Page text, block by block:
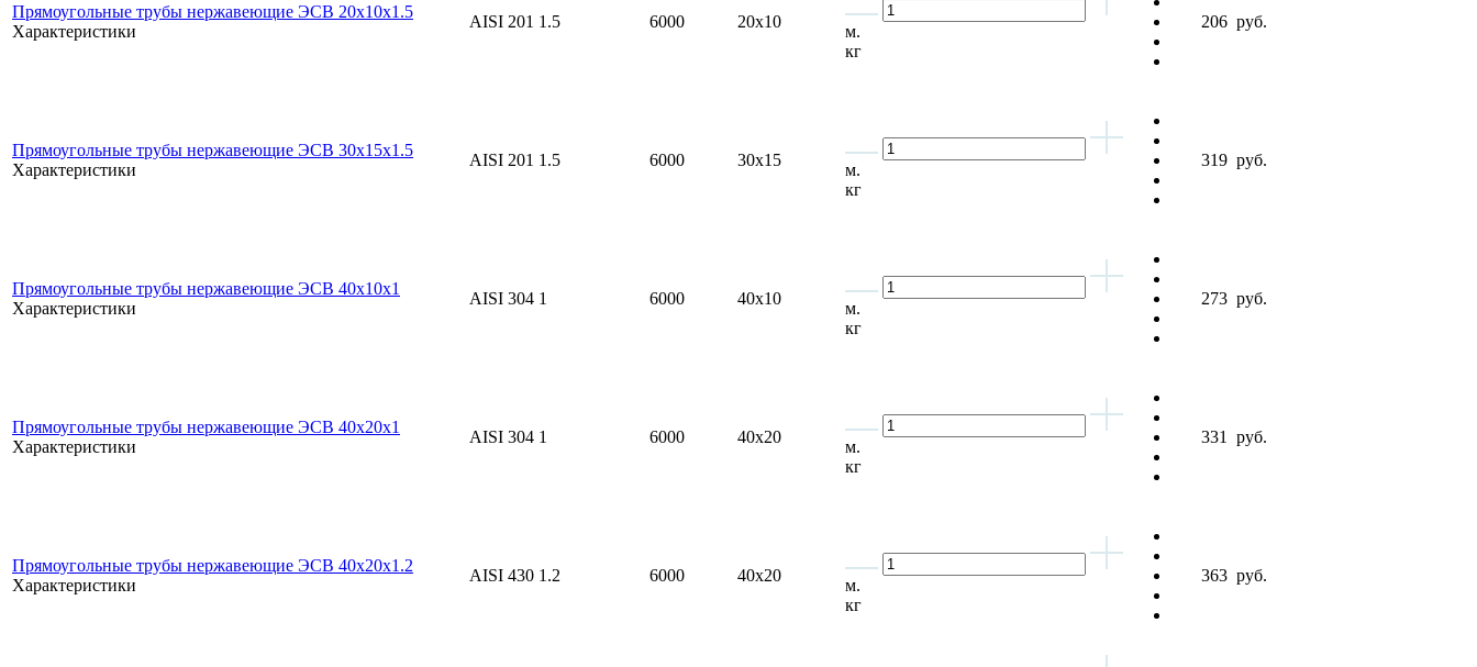
Прямоугольные трубы нержавеющие ЭСВ 20x10x1.5
Характеристики
AISI 201 1.5 6000 20x10
м.
кг
206 руб.
Прямоугольные трубы нержавеющие ЭСВ 30x15x1.5
Характеристики
AISI 201 1.5 6000 30x15
м.
кг
319 руб.
Прямоугольные трубы нержавеющие ЭСВ 40x10x1
Характеристики
AISI 304 1 6000 40x10
м.
кг
273 руб.
Прямоугольные трубы нержавеющие ЭСВ 40x20x1
Характеристики
AISI 304 1 6000 40x20
м.
кг
331 руб.
Прямоугольные трубы нержавеющие ЭСВ 40x20x1.2
Характеристики
AISI 430 1.2 6000 40x20
м.
кг
363 руб.